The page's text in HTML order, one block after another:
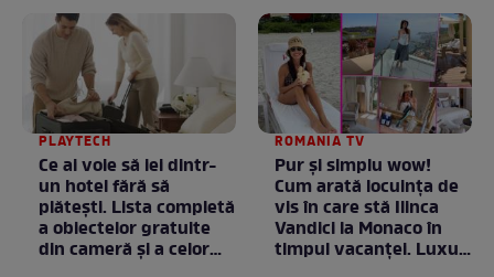
PLAYTECH
Ce ai voie să iei dintr-
un hotel fără să
plătești. Lista completă
a obiectelor gratuite
din cameră și a celor
ROMANIA TV
Pur și simplu wow!
Cum arată locuința de
vis în care stă Ilinca
Vandici la Monaco în
timpul vacanței. Luxul